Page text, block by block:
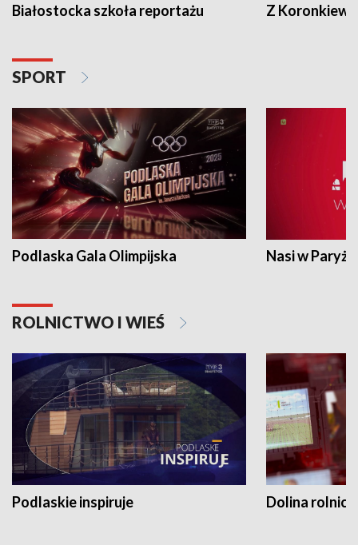
Białostocka szkoła reportażu Z
SPORT
Podlaska Gala Olimpijska Nasi w Paryżu
ROLNICTWO I WIEŚ
Podlaskie inspiruje Dolina